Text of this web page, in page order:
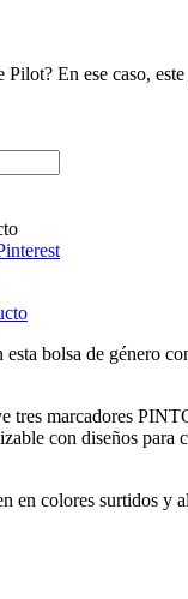
Pilot? En ese caso,
bolsa de género
tres marcadores
con diseños para
en colores surtidos y